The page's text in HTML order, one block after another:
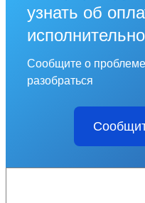
узнать об
Сообщите о
разобраться